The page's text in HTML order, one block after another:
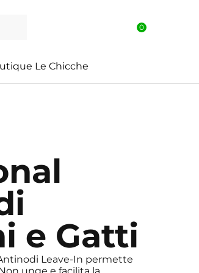
0
Le Chicche
e Gatti
Leave-In permette